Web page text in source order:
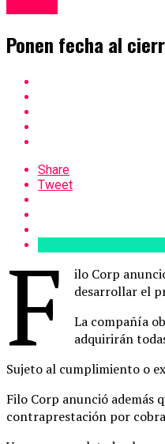
Ponen fecha al
Share
Tweet
F
ilo Corp
desarrollar el
La compañía
adquirirán
Sujeto al cumplimiento o
Filo Corp anunció además
contraprestación por